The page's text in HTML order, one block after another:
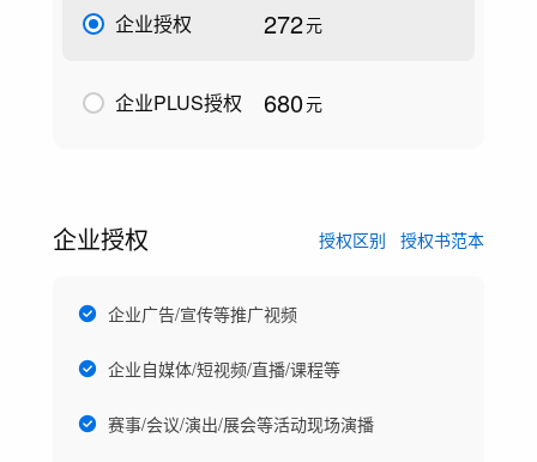
企业授权 272元
企业PLUS授权 680元
企业授权 授权区别 授权书范本
企业广告/宣传等推广视频
企业自媒体/短视频/直播/课程等
赛事/会议/演出/展会等活动现场演播